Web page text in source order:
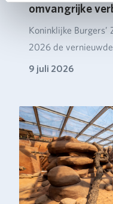
omvangrijke
Koninklijke
2026 de
verbou…
9 juli 2026